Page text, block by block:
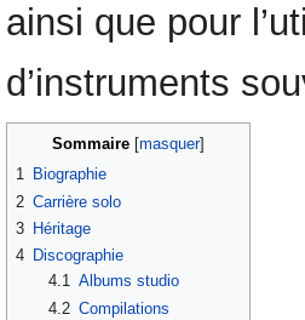
ainsi que pour
d’instruments
Sommaire
1 Biographie
2 Carrière solo
3 Héritage
4 Discographie
4.1 Albums studio
4.2 Compilations